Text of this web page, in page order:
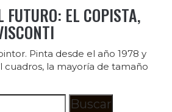
EL COPISTA,
Pinta desde el año 1978 y
cuadros, la mayoría de tamaño